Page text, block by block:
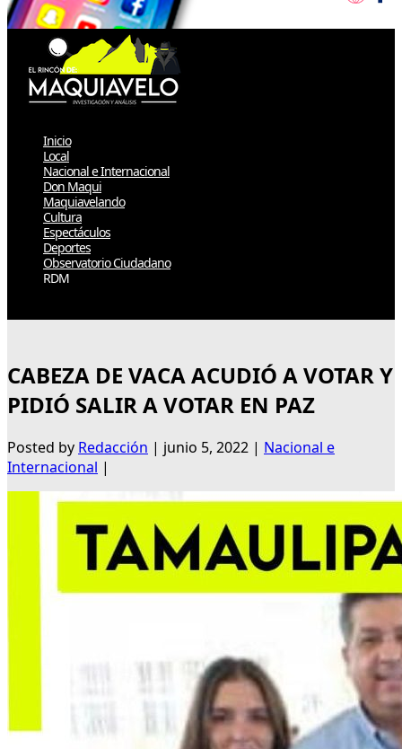
Inicio
Local
Nacional e Internacional
Don Maqui
Maquiavelando
Cultura
Espectáculos
Deportes
Observatorio Ciudadano
RDM
CABEZA DE VACA ACUDIÓ A VOTAR Y
PIDIÓ SALIR A VOTAR EN PAZ
Posted by Redacción | junio 5, 2022 | Nacional e
Internacional |